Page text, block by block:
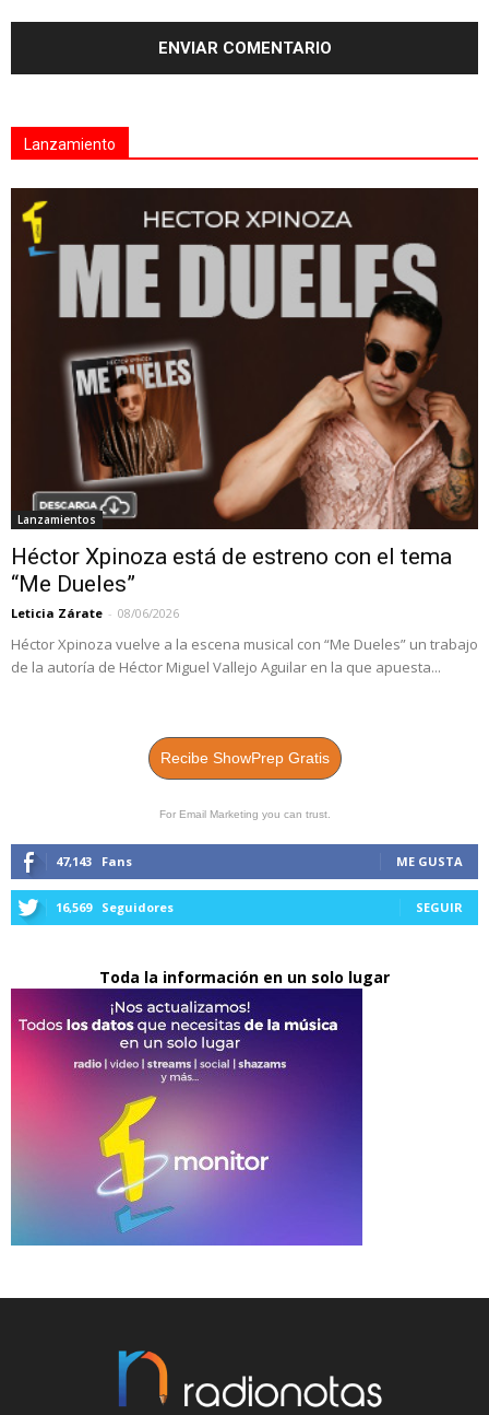
Lanzamiento
Lanzamientos
Héctor Xpinoza está de estreno con el tema
“Me Dueles”
Leticia Zárate - 08/06/2026
Héctor Xpinoza vuelve a la escena musical con “Me Dueles” un trabajo
de la autoría de Héctor Miguel Vallejo Aguilar en la que apuesta...
Recibe ShowPrep Gratis
For Email Marketing you can trust.
47,143 Fans ME GUSTA
16,569 Seguidores SEGUIR
Toda la información en un solo lugar